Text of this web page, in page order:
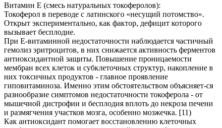
Витамин Е (смесь натуральных токоферолов):
Токоферол в переводе с латинского «несущий потомство».
Открыт экспериментально, как фактор, дефицит которого
вызывает бесплодие.
При Е-витаминной недостаточности наблюдается частичный
гемолиз эритроцитов, в них снижается активность ферментов
антиоксидантной защиты. Повышение проницаемости
мембран всех клеток и субклеточных структур, накопление в
них токсичных продуктов - главное проявление
гиповитаминоза. Именно этим обстоятельством объясняет-ся
разнообразие симптомов недостаточности токоферола - от
мышечной дистрофии и бесплодия вплоть до некроза печени
и размягчения участков мозга, особенно мозжечка. [11)
Как антиоксидант помогает восстановлению клеточных